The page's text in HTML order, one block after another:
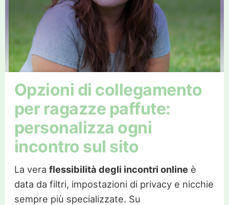
Opzioni di collegamento
per ragazze paffute:
personalizza ogni
incontro sul sito
La vera flessibilità degli incontri onlineè
data da filtri, impostazioni di privacy e nicchie
sempre più specializzate. Su